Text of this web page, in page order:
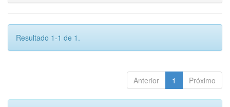
Resultado 1-1 de 1.
Anterior 1 Próximo